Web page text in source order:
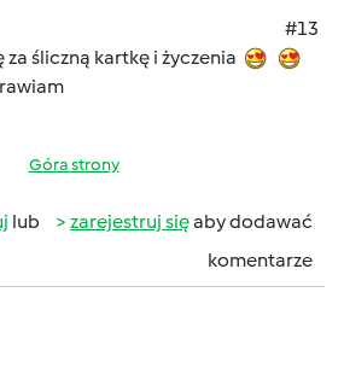
#13
śliczną kartkę i życzenia
Góra strony
lub zarejestruj sięaby dodawać
komentarze